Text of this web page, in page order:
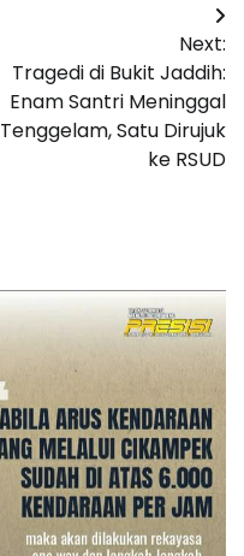
Next:
Tragedi di Bukit Jaddih:
Enam Santri Meninggal
Tenggelam, Satu Dirujuk
ke RSUD